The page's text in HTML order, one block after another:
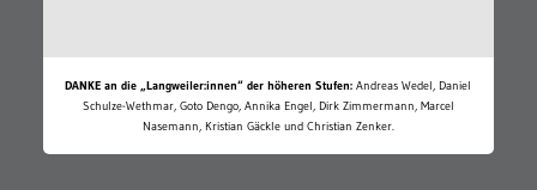
DANKE an die „Langweiler:innen“ der höheren Stufen: Andreas Wedel, Daniel
Schulze-Wethmar, Goto Dengo, Annika Engel, Dirk Zimmermann, Marcel
Nasemann, Kristian Gäckle und Christian Zenker.